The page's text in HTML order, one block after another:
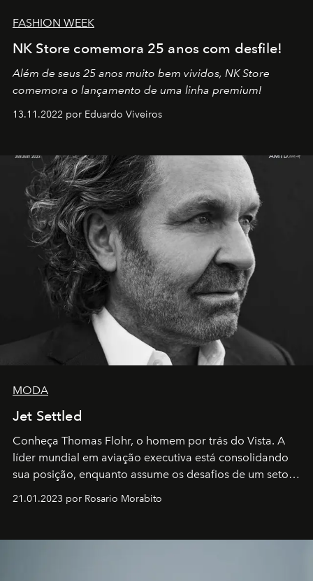
FASHION WEEK
NK Store comemora 25 anos com desfile!
Além de seus 25 anos muito bem vividos, NK Store
comemora o lançamento de uma linha premium!
13.11.2022 por Eduardo Viveiros
MODA
Jet Settled
Conheça Thomas Flohr, o homem por trás do Vista. A
líder mundial em aviação executiva está consolidando
sua posição, enquanto assume os desafios de um setor
em rápida evolução e redefinindo o conceito de luxo
21.01.2023 por Rosario Morabito